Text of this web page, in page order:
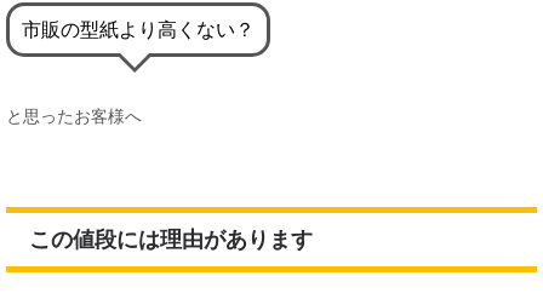
市販の型紙より高くない？
と思ったお客様へ
この値段には理由があります